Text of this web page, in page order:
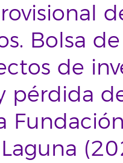
Bolsa
de
pérdida